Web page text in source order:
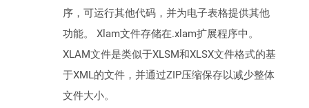
序，可运行其他代码，并为电子表格提供其他
功能。 Xlam文件存储在.xlam扩展程序中。
XLAM文件是类似于XLSM和XLSX文件格式的基
于XML的文件，并通过ZIP压缩保存以减少整体
文件大小。